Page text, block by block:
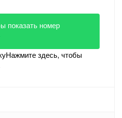
показать номер
Нажмите здесь, чтобы